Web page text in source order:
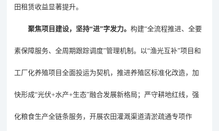
田租赁收益 显著提升。
聚焦项目建设，坚持“进”字发力。 构建“全流程推进、全要
素保障服务、全周期跟踪调度”管理机制。 以“渔光互补”项目 和
工厂化养殖项目 全面投运为契机，推进养殖区标准化改造，加
快形成“光伏+水产+生态”融合发展新格局； 严守耕地红线，强
化粮食生产全链条服务， 开展农田灌溉渠道清淤疏通专项作